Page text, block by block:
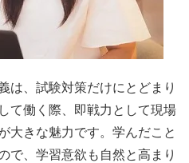
は、試験対策だけにとどまり
て働く際、即戦力として現場
大きな魅力です。学んだこと
で、学習意欲も自然と高まり